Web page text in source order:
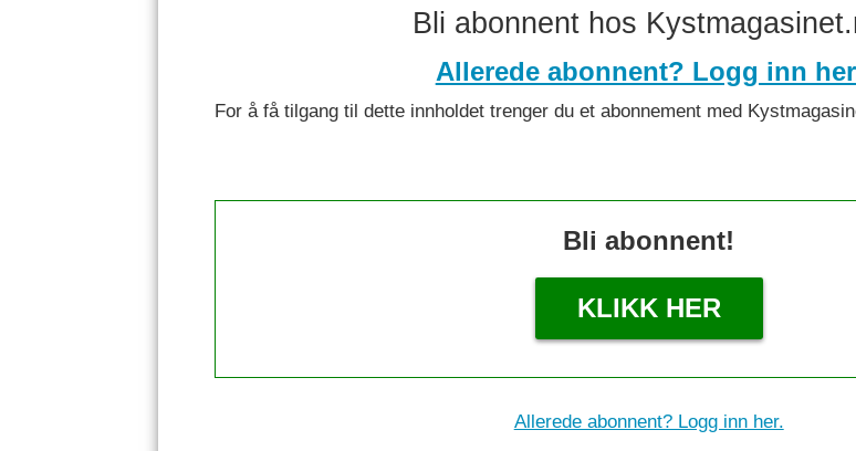
Bli abonnent hos
Allerede abonnent? Logg inn
For å få tilgang til dette innholdet trenger du et abonnement med
Bli abonnent!
KLIKK HER
Allerede abonnent? Logg inn her.